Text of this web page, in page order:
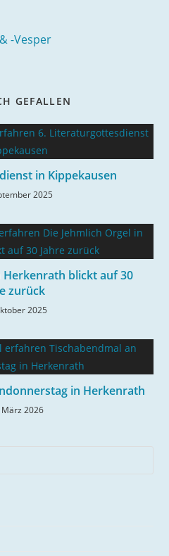
-Vesper
GEFALLEN
in Kippekausen
2025
Herkenrath blickt auf 30
zurück
2025
in Herkenrath
2026